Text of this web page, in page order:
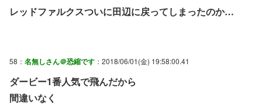
レッドファルクスついに田辺に戻ってしまったのか…
58： 名無しさん＠恐縮です ：2018/06/01(金) 19:58:00.41
ダービー1番人気で飛んだから
間違いなく